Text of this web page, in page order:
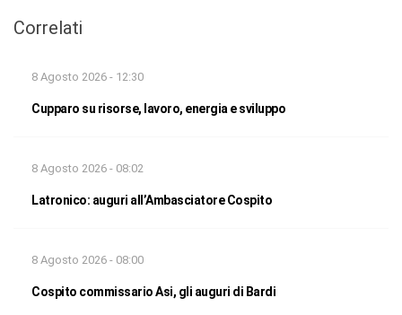
Correlati
8 Agosto 2026 - 12:30
Cupparo su risorse, lavoro, energia e sviluppo
8 Agosto 2026 - 08:02
Latronico: auguri all’Ambasciatore Cospito
8 Agosto 2026 - 08:00
Cospito commissario Asi, gli auguri di Bardi